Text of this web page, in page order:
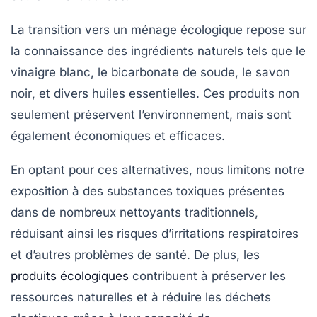
La transition vers un ménage écologique repose sur
la connaissance des ingrédients naturels tels que le
vinaigre blanc, le bicarbonate de soude, le savon
noir, et divers huiles essentielles. Ces produits non
seulement préservent l’environnement, mais sont
également économiques et efficaces.
En optant pour ces alternatives, nous limitons notre
exposition à des substances toxiques présentes
dans de nombreux nettoyants traditionnels,
réduisant ainsi les risques d’irritations respiratoires
et d’autres problèmes de santé. De plus, les
produits écologiques contribuent à préserver les
ressources naturelles et à réduire les déchets